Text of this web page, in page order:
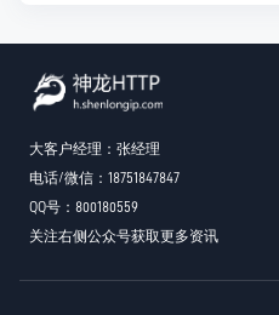
大客户经理：张经理
电话/微信：18751847847
QQ号：800180559
关注右侧公众号获取更多资讯